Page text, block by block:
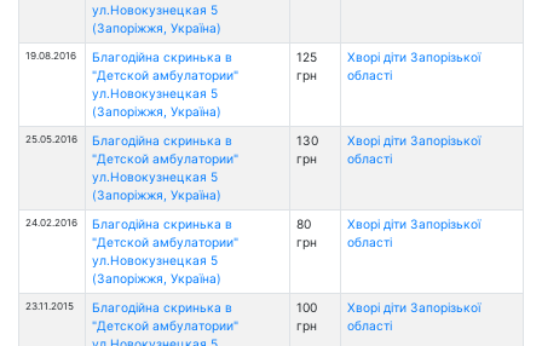
ул.Новокузнецкая 5
(Запоріжжя, Україна)
19.08.2016
Благодійна скринька в
"Детской амбулатории"
ул.Новокузнецкая 5
(Запоріжжя, Україна)
125
грн
Хворі діти Запорізької
області
25.05.2016
Благодійна скринька в
"Детской амбулатории"
ул.Новокузнецкая 5
(Запоріжжя, Україна)
130
грн
Хворі діти Запорізької
області
24.02.2016
Благодійна скринька в
"Детской амбулатории"
ул.Новокузнецкая 5
(Запоріжжя, Україна)
80
грн
Хворі діти Запорізької
області
23.11.2015
Благодійна скринька в
"Детской амбулатории"
100
грн
Хворі діти Запорізької
області